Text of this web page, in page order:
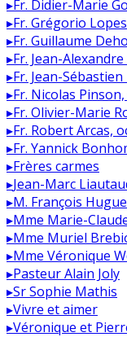
▸Fr. Didier-Marie
▸Fr. Grégorio
▸Fr. Guillaume
▸Fr. Jean-
▸Fr. Jean-
▸Fr. Nicolas Pinson,
▸Fr. Olivier-Marie
▸Fr. Robert Arcas,
▸Fr. Yannick
▸Frères carmes
▸Jean-Marc
▸M. François
▸Mme Marie-
▸Mme Muriel
▸Mme Véronique
▸Pasteur Alain Joly
▸Sr Sophie Mathis
▸Vivre et aimer
▸Véronique et